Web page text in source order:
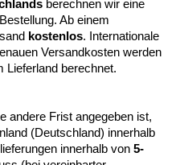
berechnen wir eine
Ab einem
kostenlos. Internationale
Versandkosten werden
Lieferland berechnet.
andere Frist angegeben ist,
(Deutschland) innerhalb
innerhalb von 5-